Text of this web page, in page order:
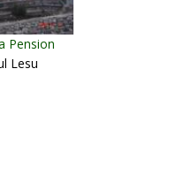
Pension
Lesu